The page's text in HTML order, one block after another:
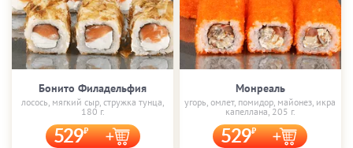
Бонито Филадельфия
лосось, мягкий сыр, стружка тунца,
180 г.
529
Монреаль
угорь, омлет, помидор, майонез, икра
капеллана, 205 г.
529